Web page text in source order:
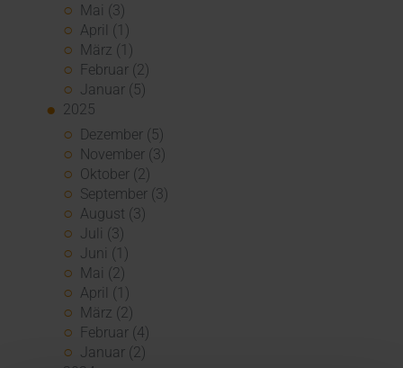
Mai (3)
April (1)
März (1)
Februar (2)
Januar (5)
2025
Dezember (5)
November (3)
Oktober (2)
September (3)
August (3)
Juli (3)
Juni (1)
Mai (2)
April (1)
März (2)
Februar (4)
Januar (2)